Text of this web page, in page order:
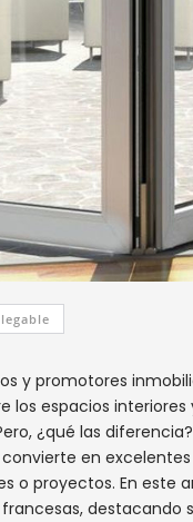
y promotores
los espacios
¿qué las
en
o proyectos. En este